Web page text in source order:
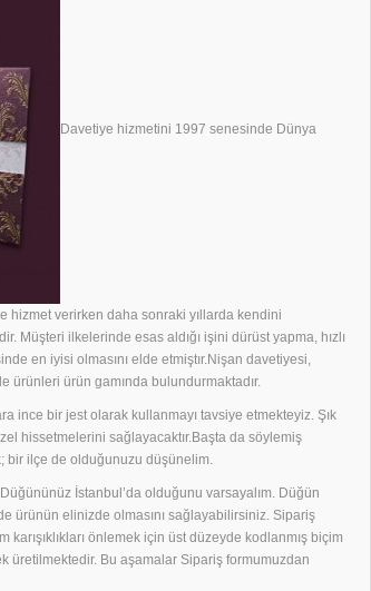
Davetiye hizmetini 1997 senesinde Dünya
hizmet verirken daha sonraki yıllarda kendini
Müşteri ilkelerinde esas aldığı işini dürüst yapma, hızlı
en iyisi olmasını elde etmiştır.Nişan davetiyesi,
ürünleri ürün gamında bulundurmaktadır.
ince bir jest olarak kullanmayı tavsiye etmekteyiz. Şık
hissetmelerini sağlayacaktır.Başta da söylemiş
bir ilçe de olduğunuzu düşünelim.
İstanbul’da olduğunu varsayalım. Düğün
ürünün elinizde olmasını sağlayabilirsiniz. Sipariş
önlemek için üst düzeyde kodlanmış biçim
üretilmektedir. Bu aşamalar Sipariş formumuzdan